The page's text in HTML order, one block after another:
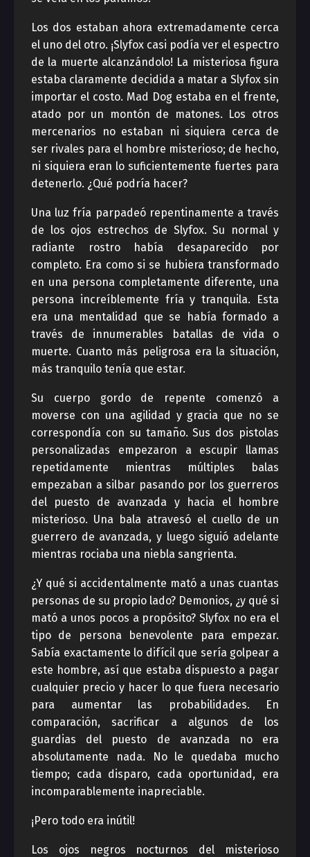
Los dos estaban ahora extremadamente cerca
el uno del otro. ¡Slyfox casi podía ver el espectro
de la muerte alcanzándolo! La misteriosa figura
estaba claramente decidida a matar a Slyfox sin
importar el costo. Mad Dog estaba en el frente,
atado por un montón de matones. Los otros
mercenarios no estaban ni siquiera cerca de
ser rivales para el hombre misterioso; de hecho,
ni siquiera eran lo suficientemente fuertes para
detenerlo. ¿Qué podría hacer?
Una luz fría parpadeó repentinamente a través
de los ojos estrechos de Slyfox. Su normal y
radiante rostro había desaparecido por
completo. Era como si se hubiera transformado
en una persona completamente diferente, una
persona increíblemente fría y tranquila. Esta
era una mentalidad que se había formado a
través de innumerables batallas de vida o
muerte. Cuanto más peligrosa era la situación,
más tranquilo tenía que estar.
Su cuerpo gordo de repente comenzó a
moverse con una agilidad y gracia que no se
correspondía con su tamaño. Sus dos pistolas
personalizadas empezaron a escupir llamas
repetidamente mientras múltiples balas
empezaban a silbar pasando por los guerreros
del puesto de avanzada y hacia el hombre
misterioso. Una bala atravesó el cuello de un
guerrero de avanzada, y luego siguió adelante
mientras rociaba una niebla sangrienta.
¿Y qué si accidentalmente mató a unas cuantas
personas de su propio lado? Demonios, ¿y qué si
mató a unos pocos a propósito? Slyfox no era el
tipo de persona benevolente para empezar.
Sabía exactamente lo difícil que sería golpear a
este hombre, así que estaba dispuesto a pagar
cualquier precio y hacer lo que fuera necesario
para aumentar las probabilidades. En
comparación, sacrificar a algunos de los
guardias del puesto de avanzada no era
absolutamente nada. No le quedaba mucho
tiempo; cada disparo, cada oportunidad, era
incomparablemente inapreciable.
¡Pero todo era inútil!
Los ojos negros nocturnos del misterioso